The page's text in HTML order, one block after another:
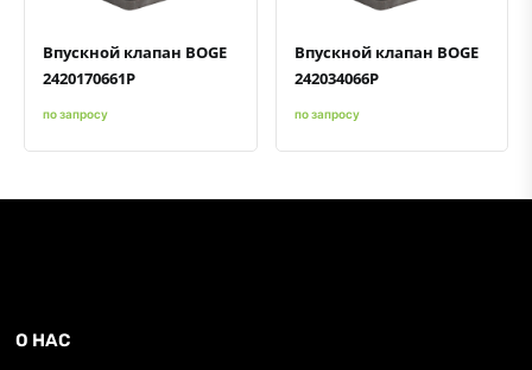
Впускной клапан BOGE
2420170661P
по запросу
Впускной клапан BOGE
242034066P
по запросу
О НАС